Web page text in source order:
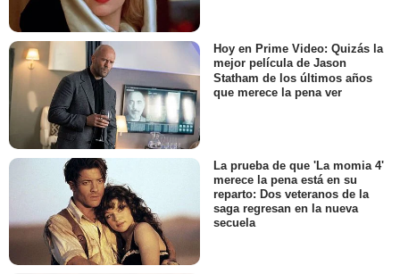
Hoy en Prime Video: Quizás la
mejor película de Jason
Statham de los últimos años
que merece la pena ver
La prueba de que 'La momia 4'
merece la pena está en su
reparto: Dos veteranos de la
saga regresan en la nueva
secuela